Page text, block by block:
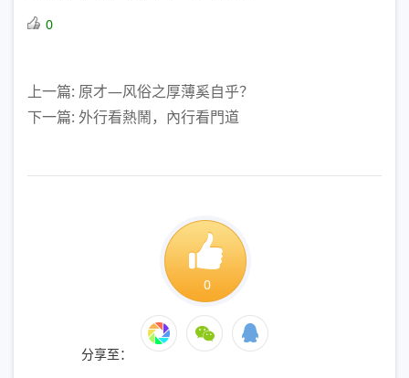
0
上一篇: 原才—风俗之厚薄奚自乎？
下一篇: 外行看熱鬧，內行看門道
0
分享至：